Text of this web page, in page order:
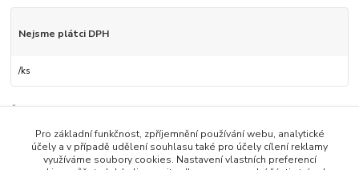
Nejsme plátci DPH
/ks
Číslo produktu: 19
Zboží zařazeno v kategoriích
Pro základní funkčnost, zpříjemnění používání webu, analytické
účely a v případě udělení souhlasu také pro účely cílení reklamy
využíváme soubory cookies. Nastavení vlastních preferencí